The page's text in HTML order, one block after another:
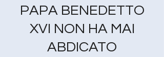
PAPA BENEDETTO
XVI NON HA MAI
ABDICATO